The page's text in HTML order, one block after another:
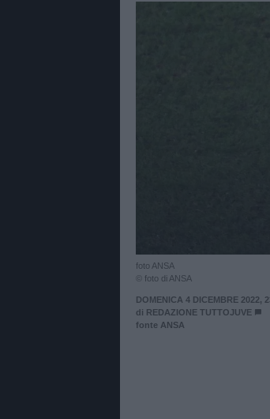
foto ANSA
© foto di ANSA
DOMENICA 4 DICEMBRE 2022,
di REDAZIONE TUTTOJUVE
fonte ANSA